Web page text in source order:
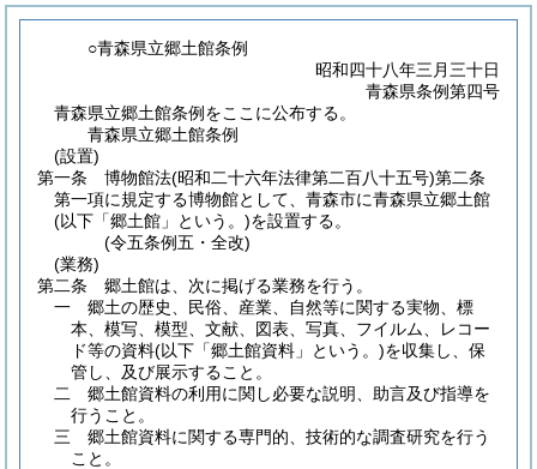
○青森県立郷土館条例
昭和四十八年三月三十日
青森県条例第四号
青森県立郷土館条例をここに公布する。
青森県立郷土館条例
(設置)
第一条
博物館法(昭和二十六年法律第二百八十五号)第二条
第一項に規定する博物館として、青森市に青森県立郷土館
(以下「郷土館」という。)を設置する。
(令五条例五・全改)
(業務)
第二条
郷土館は、次に掲げる業務を行う。
一
郷土の歴史、民俗、産業、自然等に関する実物、標
本、模写、模型、文献、図表、写真、フイルム、レコー
ド等の資料(以下「郷土館資料」という。)を収集し、保
管し、及び展示すること。
二
郷土館資料の利用に関し必要な説明、助言及び指導を
行うこと。
三
郷土館資料に関する専門的、技術的な調査研究を行う
こと。